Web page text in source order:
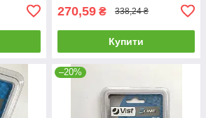
270,59 ₴ 338,24 ₴
Купити
–20%